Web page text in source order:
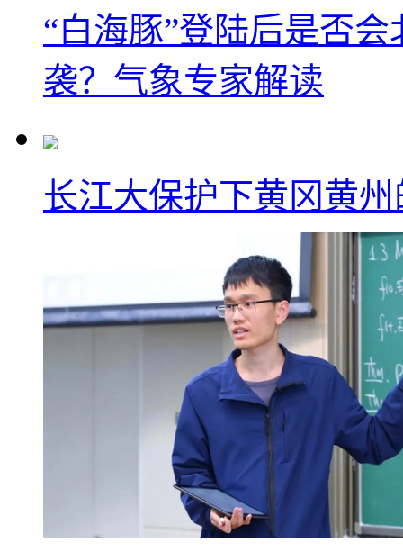
“白海豚”登陆后是否
袭？气象专家解读
长江大保护下黄冈黄